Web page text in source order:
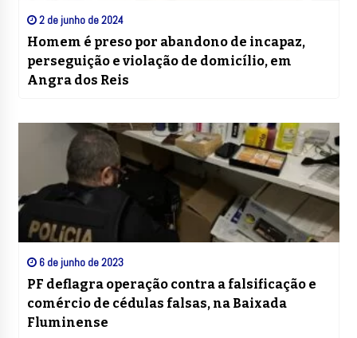
2 de junho de 2024
Homem é preso por abandono de incapaz,
perseguição e violação de domicílio, em
Angra dos Reis
6 de junho de 2023
PF deflagra operação contra a falsificação e
comércio de cédulas falsas, na Baixada
Fluminense